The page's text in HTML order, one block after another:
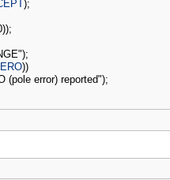
);
));
);
))
(pole error) reported");